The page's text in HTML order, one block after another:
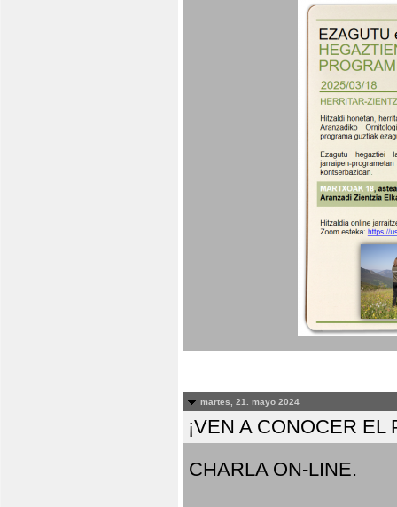
martes, 21. mayo 2024
¡VEN A CONOCER
CHARLA ON-LINE.